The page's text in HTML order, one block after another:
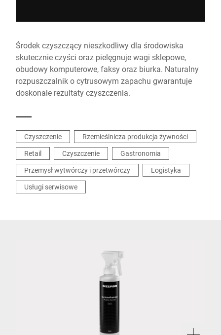
Środek czyszczący nieszkodliwy dla środowiska
skutecznie czyści oraz pielęgnuje wagi sklepowe,
obudowy komputerowe, faksy oraz biurka. Naturalny
rozpuszczalnik o cytrusowym zapachu gwarantuje
doskonale rezultaty czyszczenia.
Czyszczenie
Rzemieślnicza produkcja żywności
Retail
Czyszczenie
Gastronomia
Przemysł wytwórczy i przetwórczy
Logistyka
Usługi serwisowe